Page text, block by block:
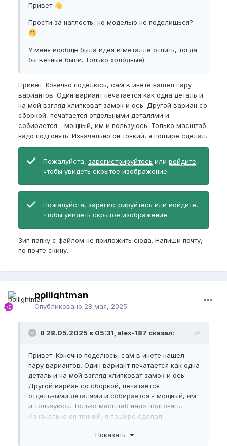
Привет 👋
Прости за наглость, но моделью не поделишься?
🤭
У меня вообще была идея в металле отлить, тогда
бы вечные были. Только холодные)
Привет. Конечно поделюсь, сам в инете нашел пару
вариантов. Один вариант печатается как одна деталь и
на мой взгляд хлипковат замок и ось. Другой вариан со
сборкой, печатается отдельными деталями и
собирается - мощный, им и пользуюсь. Только масштаб
надо подгонять. Изначально он тонкий, я пошире сделал.
Пожалуйста, зарегистрируйтесь или войдите,
чтобы увидеть скрытое изображение.
Пожалуйста, зарегистрируйтесь или войдите,
чтобы увидеть скрытое изображение.
Зип папку с файлом не приложить сюда. Напиши почту,
по почте скину.
pollightman
Опубликовано 28 мая, 2025
В 28.05.2025 в 05:31, alex-187 сказал:
Привет. Конечно поделюсь, сам в инете нашел
пару вариантов. Один вариант печатается как одна
деталь и на мой взгляд хлипковат замок и ось.
Другой вариан со сборкой, печатается
отдельными деталями и собирается - мощный, им
и пользуюсь. Только масштаб надо подгонять.
Изначально он тонкий, я пошире сделал.
Показать